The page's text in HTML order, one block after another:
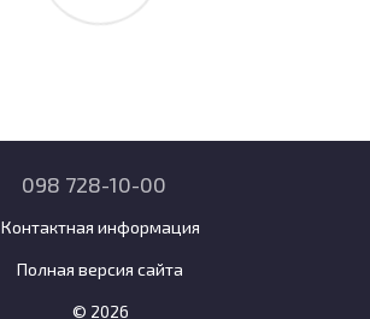
098 728-10-00
Контактная информация
Полная версия сайта
© 2026